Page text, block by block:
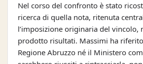
Nel corso del confronto è stato
ricerca di quella nota, ritenuta
l’imposizione originaria del vincolo,
prodotto risultati. Massimi ha
Regione Abruzzo né il Ministero